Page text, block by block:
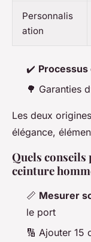
Personnalis
ation
✔️
🌳 Garanties
Les deux
élégance,
Quels
ceinture
📏 Mesurer
le port
🔢 Ajouter 15